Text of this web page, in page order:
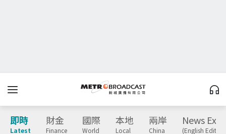
即時
Latest
財金
Finance
國際
World
本地
Local
兩岸
China
News
(English